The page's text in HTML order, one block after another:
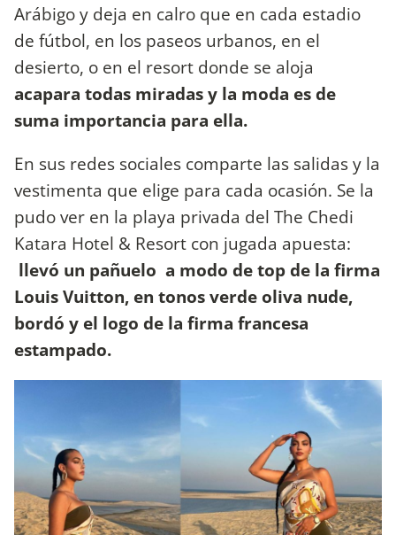
Arábigo y deja en calro que en cada estadio
de fútbol, en los paseos urbanos, en el
desierto, o en el resort donde se aloja
acapara todas miradas y la moda es de
suma importancia para ella.
En sus redes sociales comparte las salidas y la
vestimenta que elige para cada ocasión. Se la
pudo ver en la playa privada del The Chedi
Katara Hotel & Resort con jugada apuesta:
llevó un pañuelo a modo de top de la firma
Louis Vuitton, en tonos verde oliva nude,
bordó y el logo de la firma francesa
estampado.